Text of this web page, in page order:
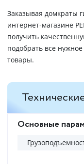
Заказывая домкраты
интернет-магазине
получить
подобрать все
товары.
Основные